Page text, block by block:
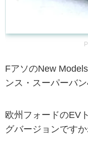
FアソのNew
ンス・スーパーバン
欧州フォードのEV
グバージョンですか